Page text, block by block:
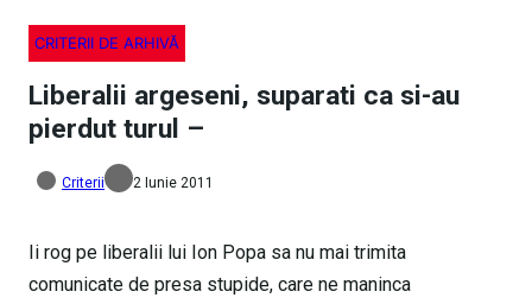
CRITERII DE ARHIVĂ
Liberalii argeseni, suparati ca si-au
pierdut turul –
Criterii 2 Iunie 2011
Ii rog pe liberalii lui Ion Popa sa nu mai trimita
comunicate de presa stupide, care ne maninca